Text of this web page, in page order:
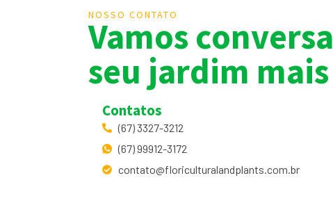
NOSSO CONTATO
Vamos
seu jardim
Contatos
(67) 3327-3212
(67) 99912-3172
contato@floriculturalandplants.com.br